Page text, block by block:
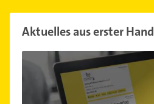
Aktuelles aus erster Hand